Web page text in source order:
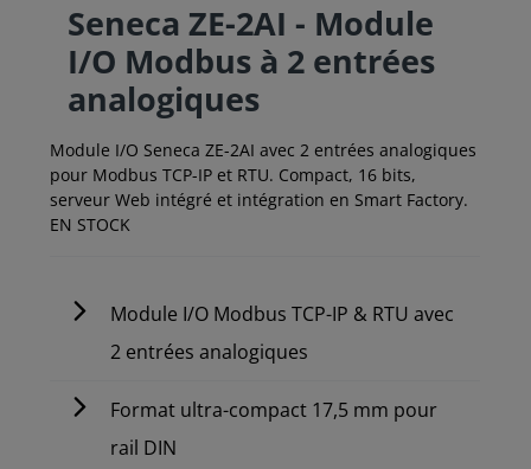
Seneca ZE-2AI - Module
I/O Modbus à 2 entrées
analogiques
Module I/O Seneca ZE-2AI avec 2 entrées analogiques
pour Modbus TCP-IP et RTU. Compact, 16 bits,
serveur Web intégré et intégration en Smart Factory.
EN STOCK
Module I/O Modbus TCP-IP & RTU avec
2 entrées analogiques
Format ultra-compact 17,5 mm pour
rail DIN